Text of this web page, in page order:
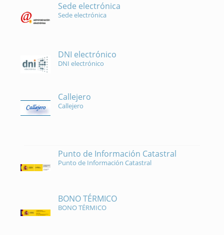
Sede electrónica
Sede electrónica
DNI electrónico
DNI electrónico
Callejero
Callejero
Punto de Información Catastral
Punto de Información Catastral
BONO TÉRMICO
BONO TÉRMICO